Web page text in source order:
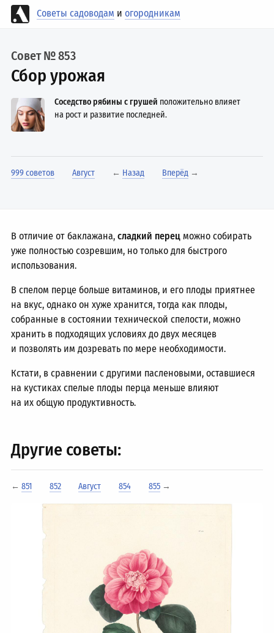
Советы садоводам иогородникам
Совет № 853
Сбор урожая
Соседство рябины с грушей положительно влияет
на рост и развитие последней.
999 советов Август ← Назад Вперёд→
В отличие от баклажана,сладкий перец можно собирать
уже полностью созревшим, но только для быстрого
использования.
В спелом перце больше витаминов, и его плоды приятнее
на вкус, однако он хуже хранится, тогда как плоды,
собранные в состоянии технической спелости, можно
хранить в подходящих условиях до двух месяцев
и позволять им дозревать по мере необходимости.
Кстати, в сравнении с другими пасленовыми, оставшиеся
на кустиках спелые плоды перца меньше влияют
на их общую продуктивность.
Другие советы:
←851 852 Август 854 855→